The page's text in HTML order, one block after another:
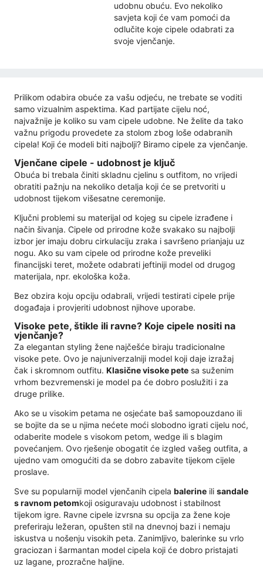
udobnu obuću. Evo nekoliko
savjeta koji će vam pomoći da
odlučite koje cipele odabrati za
svoje vjenčanje.
Prilikom odabira obuće za vašu odjeću, ne trebate se voditi
samo vizualnim aspektima. Kad partijate cijelu noć,
najvažnije je koliko su vam cipele udobne. Ne želite da tako
važnu prigodu provedete za stolom zbog loše odabranih
cipela! Koji će modeli biti najbolji? Biramo cipele za vjenčanje.
Vjenčane cipele - udobnost je ključ
Obuća bi trebala činiti skladnu cjelinu s outfitom, no vrijedi
obratiti pažnju na nekoliko detalja koji će se pretvoriti u
udobnost tijekom višesatne ceremonije.
Ključni problemi su materijal od kojeg su cipele izrađene i
način šivanja. Cipele od prirodne kože svakako su najbolji
izbor jer imaju dobru cirkulaciju zraka i savršeno prianjaju uz
nogu. Ako su vam cipele od prirodne kože preveliki
financijski teret, možete odabrati jeftiniji model od drugog
materijala, npr. ekološka koža.
Bez obzira koju opciju odabrali, vrijedi testirati cipele prije
događaja i provjeriti udobnost njihove uporabe.
Visoke pete, štikle ili ravne? Koje cipele nositi na
vjenčanje?
Za elegantan styling žene najčešće biraju tradicionalne
visoke pete. Ovo je najuniverzalniji model koji daje izražaj
čak i skromnom outfitu. Klasične visoke pete sa suženim
vrhom bezvremenski je model pa će dobro poslužiti i za
druge prilike.
Ako se u visokim petama ne osjećate baš samopouzdano ili
se bojite da se u njima nećete moći slobodno igrati cijelu noć,
odaberite modele s visokom petom, wedge ili s blagim
povećanjem. Ovo rješenje obogatit će izgled vašeg outfita, a
ujedno vam omogućiti da se dobro zabavite tijekom cijele
proslave.
Sve su popularniji model vjenčanih cipela balerine ili sandale
s ravnom petomkoji osiguravaju udobnost i stabilnost
tijekom igre. Ravne cipele izvrsna su opcija za žene koje
preferiraju ležeran, opušten stil na dnevnoj bazi i nemaju
iskustva u nošenju visokih peta. Zanimljivo, balerinke su vrlo
graciozan i šarmantan model cipela koji će dobro pristajati
uz lagane, prozračne haljine.